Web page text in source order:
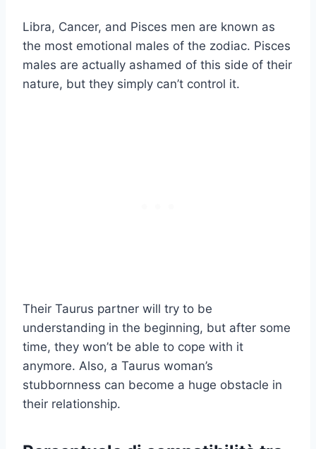
Libra, Cancer, and Pisces men are known as
the most emotional males of the zodiac. Pisces
males are actually ashamed of this side of their
nature, but they simply can’t control it.
Their Taurus partner will try to be
understanding in the beginning, but after some
time, they won’t be able to cope with it
anymore. Also, a Taurus woman’s
stubbornness can become a huge obstacle in
their relationship.